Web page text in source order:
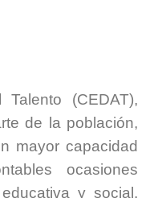
(CEDAT),
de la población,
mayor capacidad
ocasiones
y social.